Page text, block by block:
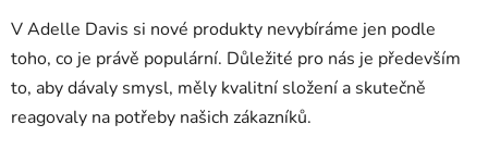
V Adelle Davis si nové produkty nevybíráme jen podle
toho, co je právě populární. Důležité pro nás je především
to, aby dávaly smysl, měly kvalitní složení a skutečně
reagovaly na potřeby našich zákazníků.